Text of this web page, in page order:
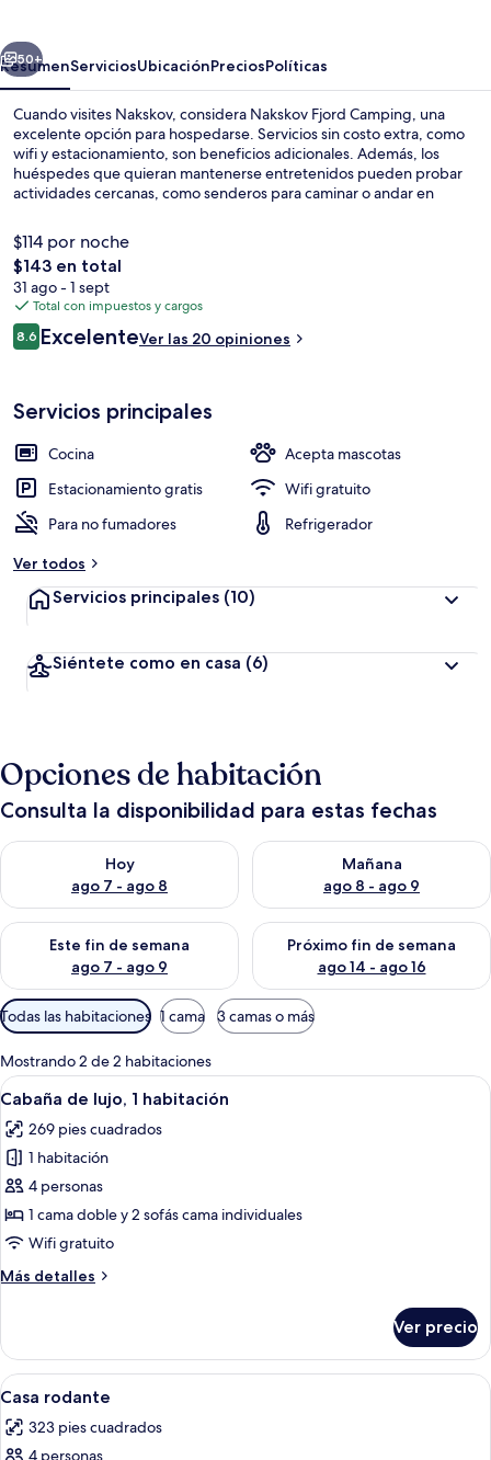
Siguiente
50+
ResumenServiciosUbicaciónPreciosPolíticas
Cuando visites Nakskov, considera Nakskov Fjord Camping, una
excelente opción para hospedarse. Servicios sin costo extra, como
wifi y estacionamiento, son beneficios adicionales. Además, los
huéspedes que quieran mantenerse entretenidos pueden probar
actividades cercanas, como senderos para caminar o andar en
como cocina, patio amueblado e incluso televisión de pantalla plana.
$114 por noche
El
precio
total
es
de
$143 en total
31 ago - 1 sept
Total con impuestos y cargos
Opiniones
8.68.6 de 10,
ExcelenteVer las 20 opiniones
Servicios principales
Cocina
Acepta mascotas
Estacionamiento gratis
Wifi gratuito
Para no fumadores
Refrigerador
Ver todos
Servicios principales (10)
Siéntete como en casa (6)
Opciones de habitación
Consulta la disponibilidad para estas fechas
Hoy
ago 7 - ago 8
Consulta la disponibilidad para hoy ago 7 - ago 8
Mañana
ago 8 - ago 9
Consulta la disponibilidad
Este fin de semana
ago 7 - ago 9
Consulta la disponibilidad para este fin de semana ago 7 -
Próximo fin de semana
ago 14 - ago 16
Consulta la disponibilidad
Filtros
disponibles
para
las
habitaciones
Todas las habitaciones 1 cama 3 camas o más
Mostrando 2 de 2 habitaciones
Abrir
todas
las
fotos
de
Cabaña
de
1
Una habitación pequeña y
3
Cabaña de lujo, 1 habitación
269 pies cuadrados
1 habitación
4 personas
1 cama doble y 2 sofás cama individuales
Wifi gratuito
Más detalles
Más
de
lujo,
1
Ver precio
Abrir
todas
las
Un dormitorio con cama, armarios
6
Casa rodante
323 pies cuadrados
4 personas